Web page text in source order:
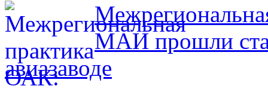
МАИ прошли
авиазаводе